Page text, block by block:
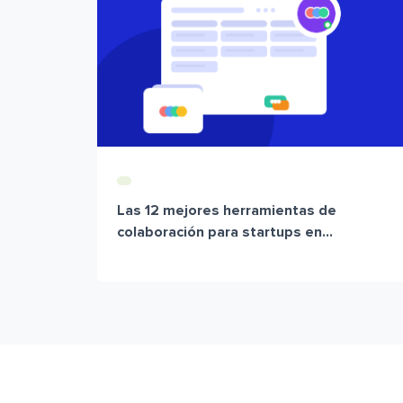
Las 12 mejores herramientas de
colaboración para startups en...